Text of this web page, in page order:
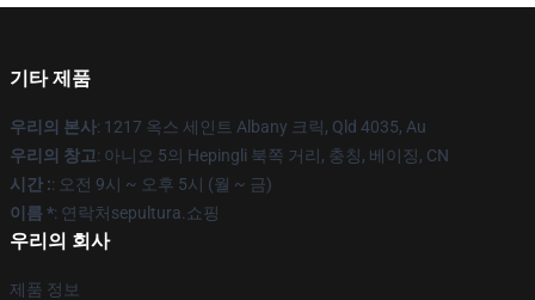
기타 제품
우리의 본사: 1217 옥스 세인트 Albany 크릭, Qld 4035, Au
우리의 창고: 아니오 5의 Hepingli 북쪽 거리, 충칭, 베이징, CN
시간 :: 오전 9시 ~ 오후 5시 (월 ~ 금)
이름 *: 연락처sepultura.쇼핑
우리의 회사
제품 정보